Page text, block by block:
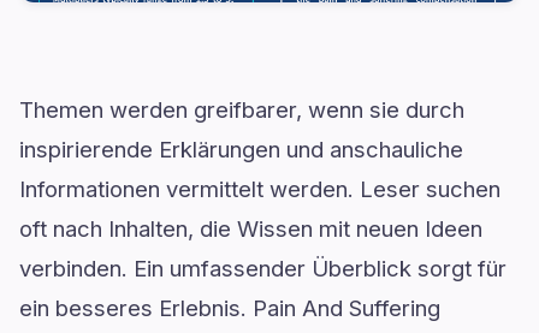
Themen werden greifbarer, wenn sie durch
inspirierende Erklärungen und anschauliche
Informationen vermittelt werden. Leser suchen
oft nach Inhalten, die Wissen mit neuen Ideen
verbinden. Ein umfassender Überblick sorgt für
ein besseres Erlebnis. Pain And Suffering